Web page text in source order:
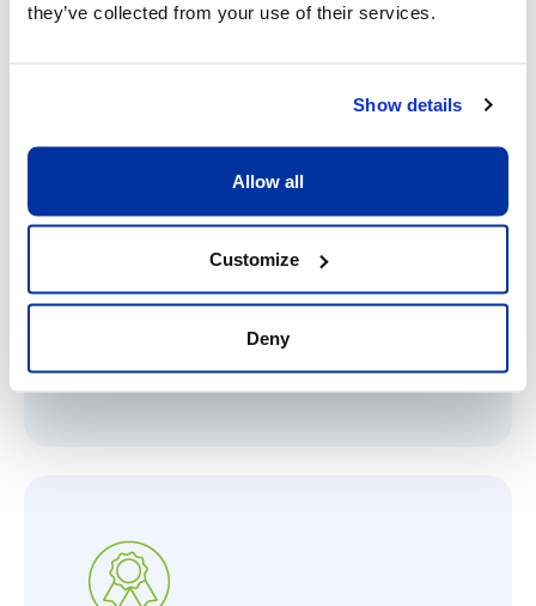
they’ve collected from your use of their services.
Show details
Allow all
Customize
Deny
Un excellent ratio d’un adulte pour
Ce qui nous importe, c'est que chaque
enfant reçoive toute l'attention qu'il ou elle
permet à nos animateurs de se consacrer
entièrement aux enfants et de leur apporter